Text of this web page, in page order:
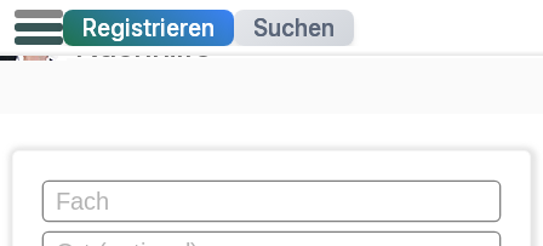
Nachhilfe
Registrieren Suchen